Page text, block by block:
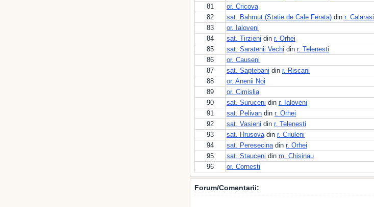
81
or. Cricova
82
sat. Bahmut (Statie de Cale Ferata) din r. Calarasi
83
or. Ialoveni
84
sat. Tirzieni din r. Orhei
85
sat. Saratenii Vechi din r. Telenesti
86
or. Causeni
87
sat. Saptebani din r. Riscani
88
or. Anenii Noi
89
or. Cimislia
90
sat. Suruceni din r. Ialoveni
91
sat. Pelivan din r. Orhei
92
sat. Vasieni din r. Telenesti
93
sat. Hrusovadin r. Criuleni
94
sat. Peresecinadin r. Orhei
95
sat. Stauceni din m. Chisinau
96
or. Cornesti
Forum/Comentarii: